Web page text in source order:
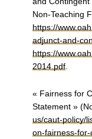
Non-Teaching
https://
adjunct-and-
https://
2014.pdf.
« Fairness for
Statement »
us/caut-policy/
on-fairness-